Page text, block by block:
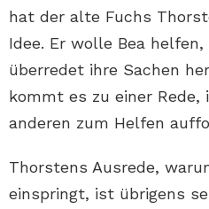
hat der alte Fuchs
Idee. Er wolle Bea
überredet ihre Sachen
kommt es zu einer Rede,
anderen zum Helfen
Thorstens Ausrede,
einspringt, ist übrigens